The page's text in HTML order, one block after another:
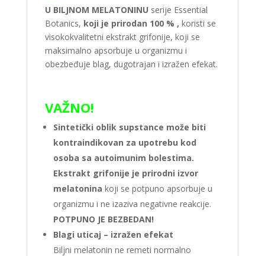
U BILJNOM MELATONINU serije Essential
Botanics, koji je prirodan 100 % , koristi se
visokokvalitetni ekstrakt grifonije, koji se
maksimalno apsorbuje u organizmu i
obezbeđuje blag, dugotrajan i izražen efekat.
VAŽNO!
Sintetički oblik supstance može biti
kontraindikovan za upotrebu kod
osoba sa autoimunim bolestima.
Ekstrakt grifonije je prirodni izvor
melatonina koji se potpuno apsorbuje u
organizmu i ne izaziva negativne reakcije.
POTPUNO JE BEZBEDAN!
Blagi uticaj – izražen efekat
Biljni melatonin ne remeti normalno